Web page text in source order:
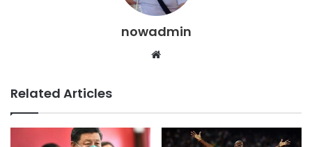
nowadmin
Website
Related Articles